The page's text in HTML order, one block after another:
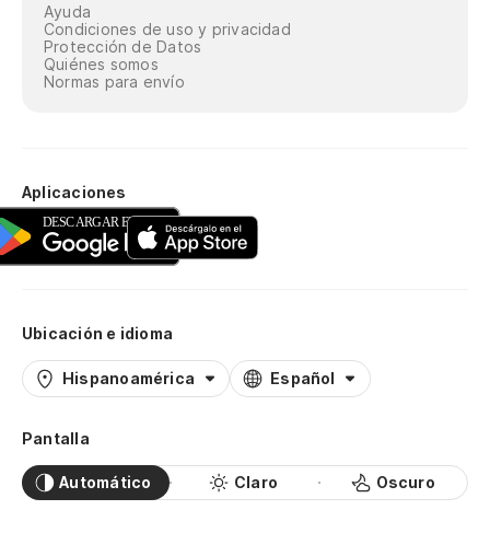
Ayuda
Condiciones de uso y privacidad
Protección de Datos
Quiénes somos
Normas para envío
Aplicaciones
Ubicación e idioma
Hispanoamérica Español
Pantalla
Automático Claro Oscuro